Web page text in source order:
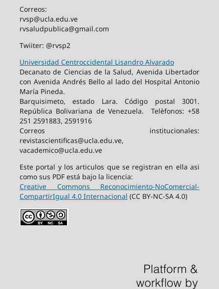
Correos:
rvsp@ucla.edu.ve
rvsaludpublica@gmail.com
Twiiter: @rvsp2
Universidad Centroccidental Lisandro Alvarado
Decanato de Ciencias de la Salud, Avenida Libertador
con Avenida Andrés Bello al lado del Hospital Antonio
María Pineda.
Barquisimeto, estado Lara. Código postal 3001.
República Bolivariana de Venezuela. Telèfonos: +58
251 2591883, 2591916
Correos institucionales:
revistascientificas@ucla.edu.ve,
vacademico@ucla.edu.ve
Este portal y los articulos que se registran en ella asi
como sus PDF está bajo la licencia:
Creative Commons Reconocimiento-NoComercial-
CompartirIgual 4.0 Internacional (CC BY-NC-SA 4.0)